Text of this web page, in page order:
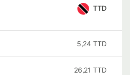
TTD
5,24 TTD
26,21 TTD